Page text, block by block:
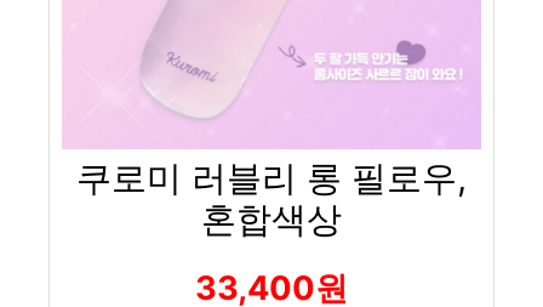
쿠로미 러블리 롱 필로우,
혼합색상
33,400원